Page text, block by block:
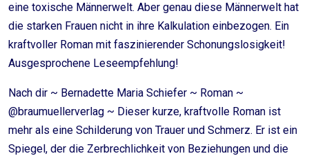
eine toxische Männerwelt. Aber genau diese Männerwelt hat
die starken Frauen nicht in ihre Kalkulation einbezogen. Ein
kraftvoller Roman mit faszinierender Schonungslosigkeit!
Ausgesprochene Leseempfehlung!
Nach dir ~ Bernadette Maria Schiefer ~ Roman ~
@braumuellerverlag ~ Dieser kurze, kraftvolle Roman ist
mehr als eine Schilderung von Trauer und Schmerz. Er ist ein
Spiegel, der die Zerbrechlichkeit von Beziehungen und die